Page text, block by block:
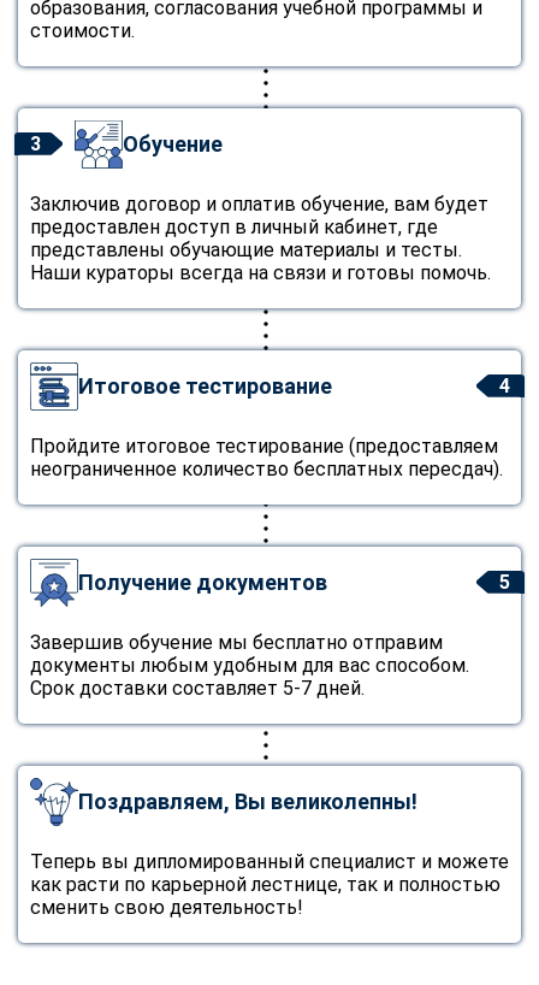
образования, согласования учебной программы и
стоимости.
3 Обучение
Заключив договор и оплатив обучение, вам будет
предоставлен доступ в личный кабинет, где
представлены обучающие материалы и тесты.
Наши кураторы всегда на связи и готовы помочь.
4
Итоговое тестирование
Пройдите итоговое тестирование (предоставляем
неограниченное количество бесплатных пересдач).
5
Получение документов
Завершив обучение мы бесплатно отправим
документы любым удобным для вас способом.
Срок доставки составляет 5-7 дней.
Поздравляем, Вы великолепны!
Теперь вы дипломированный специалист и можете
как расти по карьерной лестнице, так и полностью
сменить свою деятельность!